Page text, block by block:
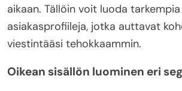
aikaan. Tällöin voit luoda tarkempia
asiakasprofiileja, jotka auttavat
viestintääsi tehokkaammin.
Oikean sisällön luominen eri